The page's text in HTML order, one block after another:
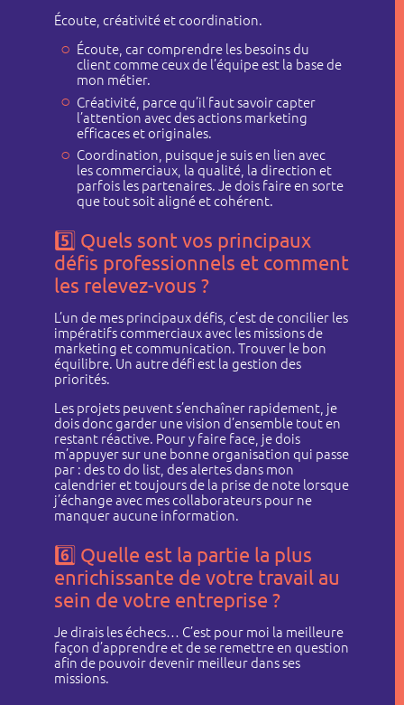
Écoute, créativité et coordination.
Écoute, car comprendre les besoins du
client comme ceux de l’équipe est la base de
mon métier.
Créativité, parce qu’il faut savoir capter
l’attention avec des actions marketing
efficaces et originales.
Coordination, puisque je suis en lien avec
les commerciaux, la qualité, la direction et
parfois les partenaires. Je dois faire en sorte
que tout soit aligné et cohérent.
5️⃣ Quels sont vos principaux
défis professionnels et comment
les relevez-vous ?
L’un de mes principaux défis, c’est de concilier les
impératifs commerciaux avec les missions de
marketing et communication. Trouver le bon
équilibre. Un autre défi est la gestion des
priorités.
Les projets peuvent s’enchaîner rapidement, je
dois donc garder une vision d’ensemble tout en
restant réactive. Pour y faire face, je dois
m’appuyer sur une bonne organisation qui passe
par : des to do list, des alertes dans mon
calendrier et toujours de la prise de note lorsque
j’échange avec mes collaborateurs pour ne
manquer aucune information.
6️⃣ Quelle est la partie la plus
enrichissante de votre travail au
sein de votre entreprise ?
Je dirais les échecs… C’est pour moi la meilleure
façon d’apprendre et de se remettre en question
afin de pouvoir devenir meilleur dans ses
missions.